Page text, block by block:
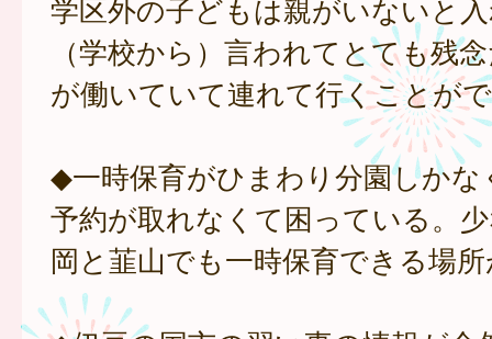
学区外の子どもは親がいないと
（学校から）言われてとても残
が働いていて連れて行くことが
◆一時保育がひまわり分園しかな
予約が取れなくて困っている。
岡と韮山でも一時保育できる場